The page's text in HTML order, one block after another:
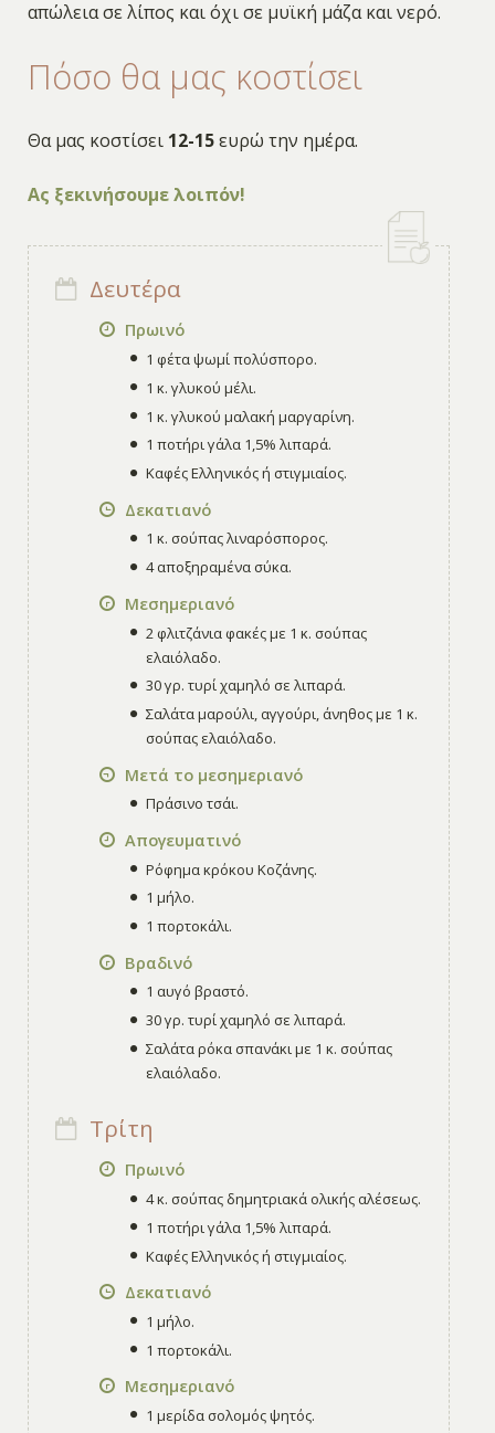
απώλεια σε λίπος και όχι σε μυϊκή μάζα και νερό.
Πόσο θα μας κοστίσει
Θα μας κοστίσει 12-15ευρώ την ημέρα.
Ας ξεκινήσουμε λοιπόν!
Δευτέρα
Πρωινό
1 φέτα ψωμί πολύσπορο.
1 κ. γλυκού μέλι.
1 κ. γλυκού μαλακή μαργαρίνη.
1 ποτήρι γάλα 1,5% λιπαρά.
Καφές Ελληνικός ή στιγμιαίος.
Δεκατιανό
1 κ. σούπας λιναρόσπορος.
4 αποξηραμένα σύκα.
Μεσημεριανό
2 φλιτζάνια φακές με 1 κ. σούπας
ελαιόλαδο.
30 γρ. τυρί χαμηλό σε λιπαρά.
Σαλάτα μαρούλι, αγγούρι, άνηθος με 1 κ.
σούπας ελαιόλαδο.
Μετά το μεσημεριανό
Πράσινο τσάι.
Απογευματινό
Ρόφημα κρόκου Κοζάνης.
1 μήλο.
1 πορτοκάλι.
Βραδινό
1 αυγό βραστό.
30 γρ. τυρί χαμηλό σε λιπαρά.
Σαλάτα ρόκα σπανάκι με 1 κ. σούπας
ελαιόλαδο.
Τρίτη
Πρωινό
4 κ. σούπας δημητριακά ολικής αλέσεως.
1 ποτήρι γάλα 1,5% λιπαρά.
Καφές Ελληνικός ή στιγμιαίος.
Δεκατιανό
1 μήλο.
1 πορτοκάλι.
Μεσημεριανό
1 μερίδα σολομός ψητός.